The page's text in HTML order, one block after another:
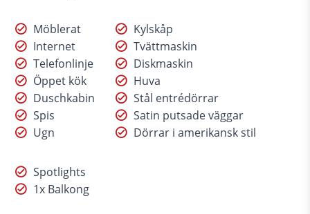
Möblerat
Internet
Telefonlinje
Öppet kök
Duschkabin
Spis
Ugn
Kylskåp
Tvättmaskin
Diskmaskin
Huva
Stål entrédörrar
Satin putsade väggar
Dörrar i amerikansk stil
Spotlights
1x Balkong